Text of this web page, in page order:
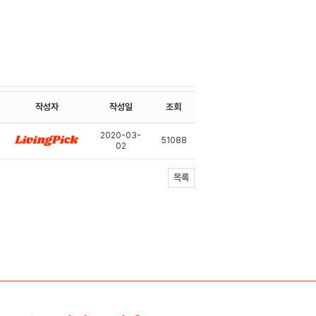
작성자 작성일 조회
2020-03-
02
51088
목록